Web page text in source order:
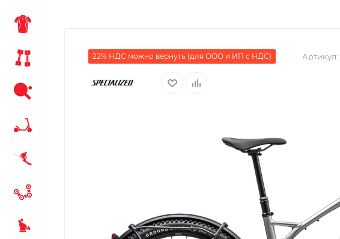
22% НДС можно вернуть (для ООО и ИП с НДС) Артикул: